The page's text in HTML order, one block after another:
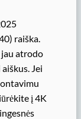
raiška.
atrodo
Jei
į 4K